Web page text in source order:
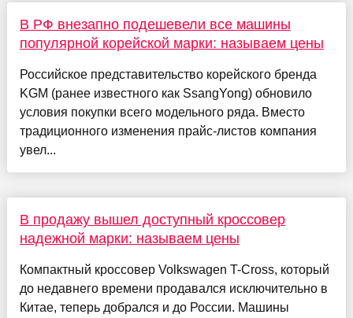
В РФ внезапно подешевели все машины
популярной корейской марки: называем цены
Российское представительство корейского бренда
KGM (ранее известного как SsangYong) обновило
условия покупки всего модельного ряда. Вместо
традиционного изменения прайс-листов компания
увел...
В продажу вышел доступный кроссовер
надежной марки: называем цены
Компактный кроссовер Volkswagen T-Cross, который
до недавнего времени продавался исключительно в
Китае, теперь добрался и до России. Машины